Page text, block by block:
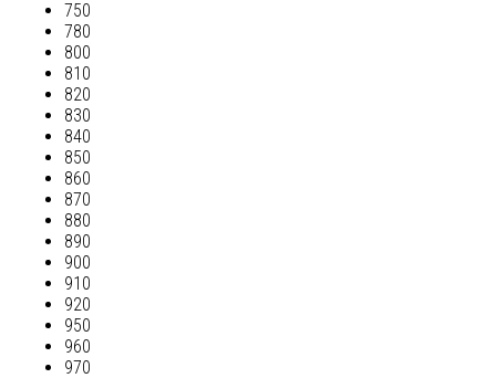
750
780
800
810
820
830
840
850
860
870
880
890
900
910
920
950
960
970